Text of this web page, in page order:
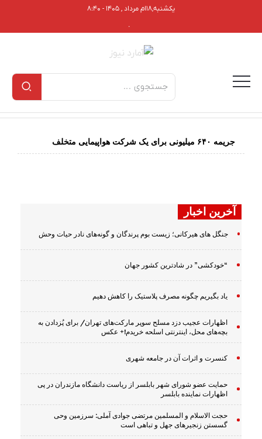
یکشنبه,۱۸ام مرداد , ۱۴۰۵ - ۸:۴۰
.
جریمه ۶۴۰ میلیونی برای یک شرکت هواپیمایی متخلف
آخرین اخبار
جنگل های هیرکانی؛ زیست بوم پرندگان و گونه‌های نادر حیات وحش
“خودکشی” در شادترین کشور جهان
یاد بگیریم چگونه مصرف پلاستیک را کاهش دهیم
اظهارات عجیب دزد مسلح سوپر مارکت‌های تهران/ برای پُزدادن به
بچه‌های محل، اینترنتی اسلحه خریدم!+ عکس
کنسرت و اثرات آن در جامعه شهری
حمایت عضو شورای شهر بابلسر از ریاست دانشگاه مازندران در پی
اظهارات نماینده بابلسر
حجت الاسلام و المسلمین مرتضی جوادی آملی: سرزمین وحى
گسستن زنجیرهاى جهل و تباهى است